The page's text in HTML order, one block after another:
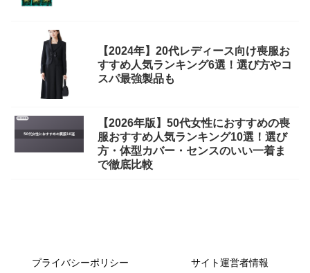
【2024年】20代レディース向け喪服お
すすめ人気ランキング6選！選び方やコ
スパ最強製品も
【2026年版】50代女性におすすめの喪
服おすすめ人気ランキング10選！選び
方・体型カバー・センスのいい一着ま
で徹底比較
プライバシーポリシー サイト運営者情報